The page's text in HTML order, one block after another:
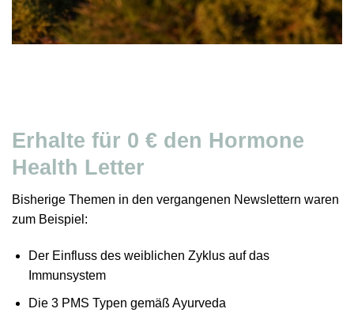
Erhalte für 0 € den Hormone
Health Letter
Bisherige Themen in den vergangenen Newslettern waren
zum Beispiel:
Der Einfluss des weiblichen Zyklus auf das
Immunsystem
Die 3 PMS Typen gemäß Ayurveda